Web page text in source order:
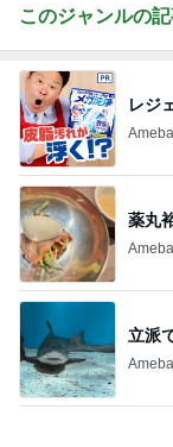
願い
だい